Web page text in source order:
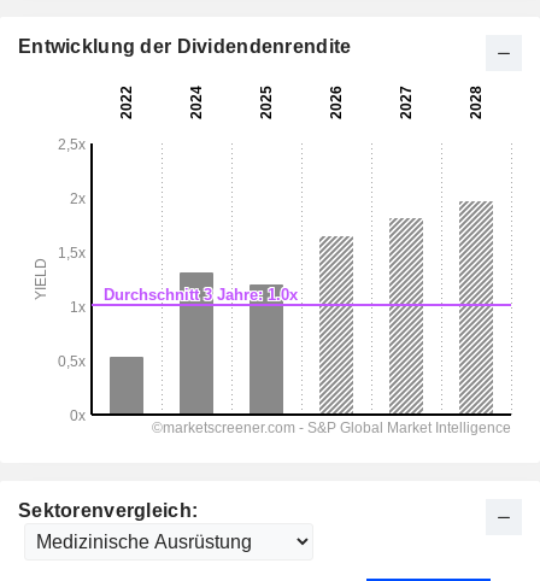
Sektorenvergleich:
Entwicklung der Dividendenrendite